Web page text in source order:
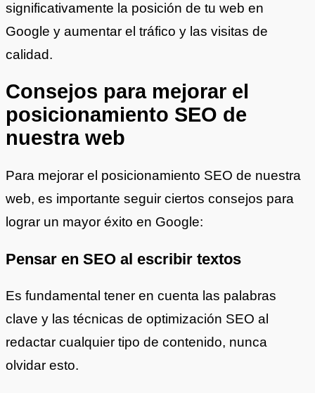
significativamente la posición de tu web en
Google y aumentar el tráfico y las visitas de
calidad.
Consejos para mejorar el
posicionamiento SEO de
nuestra web
Para mejorar el posicionamiento SEO de nuestra
web, es importante seguir ciertos consejos para
lograr un mayor éxito en Google:
Pensar en SEO al escribir textos
Es fundamental tener en cuenta las palabras
clave y las técnicas de optimización SEO al
redactar cualquier tipo de contenido, nunca
olvidar esto.